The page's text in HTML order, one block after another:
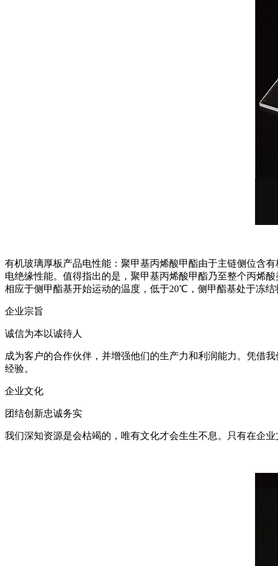
有机玻璃厚板产品电性能：聚甲基丙烯酸甲酯由于主链侧位含
电绝缘性能。值得指出的是，聚甲基丙烯酸甲酯乃至整个丙烯
相应于侧甲酯基开始运动的温度，低于20℃，侧甲酯基处于冻
企业宗旨
诚信为本以诚待人
成为客户的合作伙伴，并增强他们的生产力和利润能力。凭借
经验。
企业文化
团结创新忠诚务实
我们深知资源是会枯竭的，唯有文化才会生生不息。只有在企